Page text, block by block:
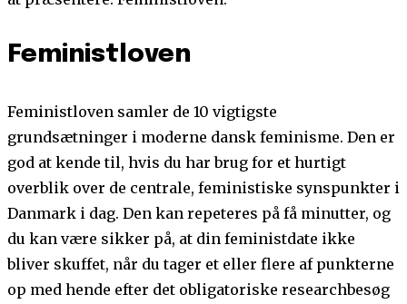
Feministloven
Feministloven samler de 10 vigtigste
grundsætninger i moderne dansk feminisme. Den er
god at kende til, hvis du har brug for et hurtigt
overblik over de centrale, feministiske synspunkter i
Danmark i dag. Den kan repeteres på få minutter, og
du kan være sikker på, at din feministdate ikke
bliver skuffet, når du tager et eller flere af punkterne
op med hende efter det obligatoriske researchbesøg